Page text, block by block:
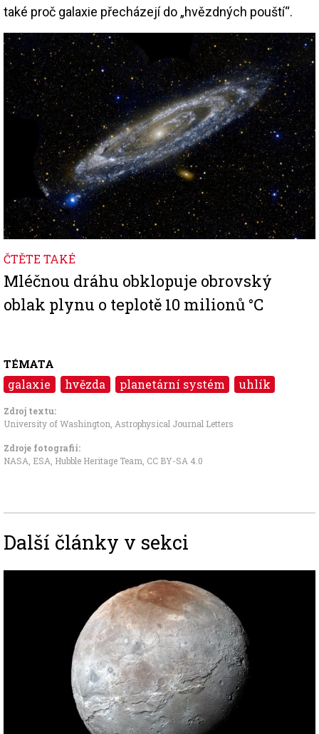
také proč galaxie přecházejí do „hvězdných pouští“.
Image
ČTĚTE TAKÉ
Mléčnou dráhu obklopuje obrovský
oblak plynu o teplotě 10 milionů °C
TÉMATA
galaxie hvězda planetární systém uhlík
Zdroj textu:
University of Washington Astrophysical Journal Letters
Zdroje fotografii:
NASA, ESA, Hubble Heritage Team CC BY-SA 4.0
Další články v sekci